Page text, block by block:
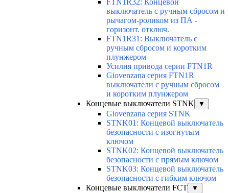
FTN1R32: Концевой
выключатель с ручным сбросом и
рычагом-роликом из ПА -
горизонт. отключ.
FTN1R31: Выключатель с
ручным сбросом и коротким
плунжером
Усилия привода серии FTN1R
Giovenzana серия FTN1R
выключатели с ручным сбросом
и коротким плунжером
Концевые выключатели STNK
▼
Giovenzana серия STNK
STNK01: Концевой выключатель
безопасности с изогнутым
ключом
STNK02: Концевой выключатель
безопасности с прямым ключом
STNK03: Концевой выключатель
безопасности с гибким ключом
Концевые выключатели FCT
▼